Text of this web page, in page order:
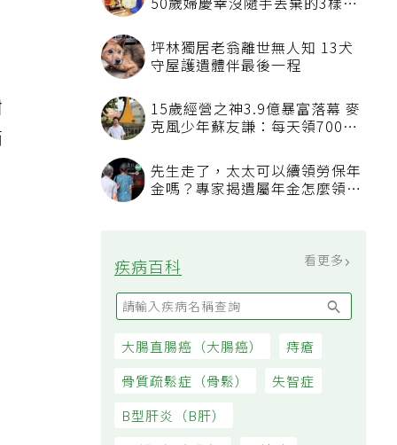
50歲婦慶幸沒隨手丟棄的3樣物
坪林獨居老翁離世無人知 13犬
守屋護遺體伴最後一程
15歲經營之神3.9億暴富落幕 麥
過日子
先生走了，太太可以續領勞保年
疾病百科